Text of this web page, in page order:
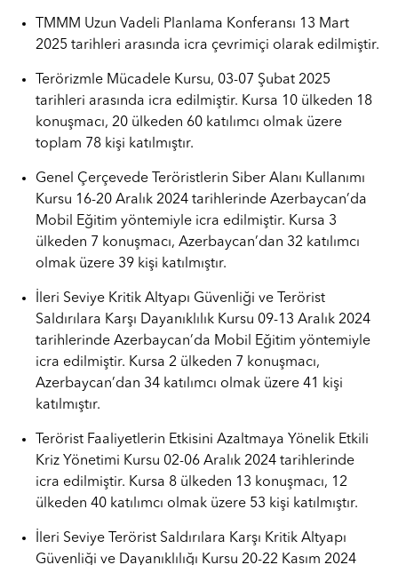
TMMM Uzun Vadeli Planlama Konferansı 13 Mart
2025 tarihleri arasında icra çevrimiçi olarak edilmiştir.
Terörizmle Mücadele Kursu, 03-07 Şubat 2025
tarihleri arasında icra edilmiştir. Kursa 10 ülkeden 18
konuşmacı, 20 ülkeden 60 katılımcı olmak üzere
toplam 78 kişi katılmıştır.
Genel Çerçevede Teröristlerin Siber Alanı Kullanımı
Kursu 16-20 Aralık 2024 tarihlerinde Azerbaycan’da
Mobil Eğitim yöntemiyle icra edilmiştir. Kursa 3
ülkeden 7 konuşmacı, Azerbaycan’dan 32 katılımcı
olmak üzere 39 kişi katılmıştır.
İleri Seviye Kritik Altyapı Güvenliği ve Terörist
Saldırılara Karşı Dayanıklılık Kursu 09-13 Aralık 2024
tarihlerinde Azerbaycan’da Mobil Eğitim yöntemiyle
icra edilmiştir. Kursa 2 ülkeden 7 konuşmacı,
Azerbaycan’dan 34 katılımcı olmak üzere 41 kişi
katılmıştır.
Terörist Faaliyetlerin Etkisini Azaltmaya Yönelik Etkili
Kriz Yönetimi Kursu 02-06 Aralık 2024 tarihlerinde
icra edilmiştir. Kursa 8 ülkeden 13 konuşmacı, 12
ülkeden 40 katılımcı olmak üzere 53 kişi katılmıştır.
İleri Seviye Terörist Saldırılara Karşı Kritik Altyapı
Güvenliği ve Dayanıklılığı Kursu 20-22 Kasım 2024